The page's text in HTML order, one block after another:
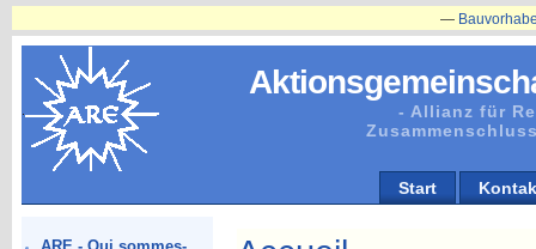
- Allianz für
Start
Bauvorhaben in